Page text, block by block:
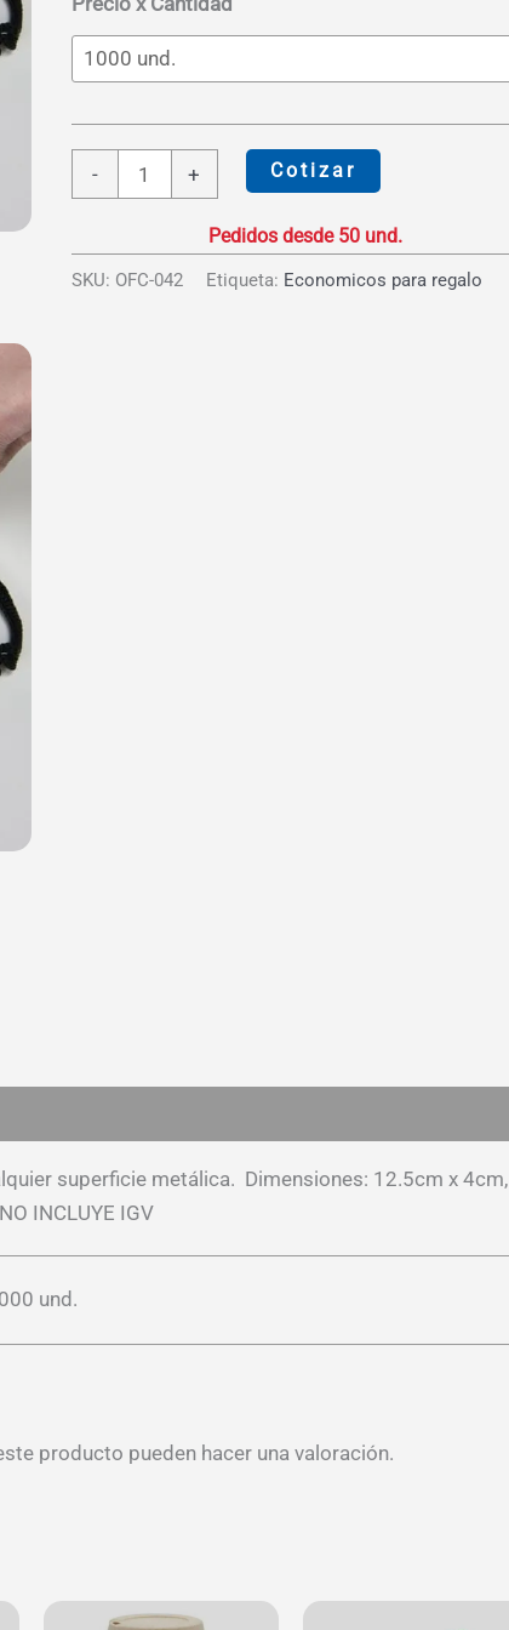
-
Linterna
Led
cantidad
+ Cotizar
SKU: OFC-042 Etiqueta: Economicos para regalo
superficie metálica. Dimensiones: 12.5cm x 4cm,
INCLUYE IGV
und.
producto pueden hacer una valoración.